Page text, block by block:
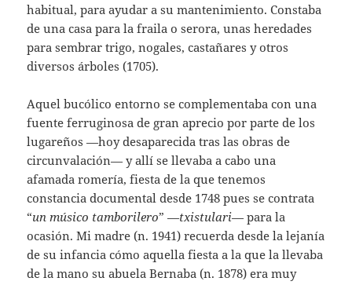
habitual, para ayudar a su mantenimiento. Constaba
de una casa para la fraila o serora, unas heredades
para sembrar trigo, nogales, castañares y otros
diversos árboles (1705).
Aquel bucólico entorno se complementaba con una
fuente ferruginosa de gran aprecio por parte de los
lugareños —hoy desaparecida tras las obras de
circunvalación— y allí se llevaba a cabo una
afamada romería, fiesta de la que tenemos
constancia documental desde 1748 pues se contrata
“un músico tamborilero” —txistulari— para la
ocasión. Mi madre (n. 1941) recuerda desde la lejanía
de su infancia cómo aquella fiesta a la que la llevaba
de la mano su abuela Bernaba (n. 1878) era muy